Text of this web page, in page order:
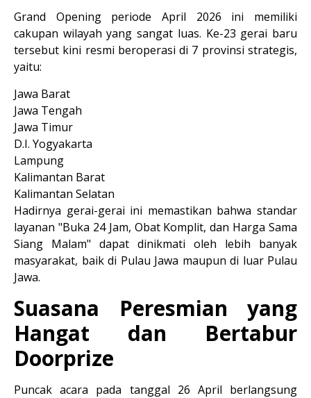
Grand Opening periode April 2026 ini memiliki
cakupan wilayah yang sangat luas. Ke-23 gerai baru
tersebut kini resmi beroperasi di 7 provinsi strategis,
yaitu:
Jawa Barat
Jawa Tengah
Jawa Timur
D.I. Yogyakarta
Lampung
Kalimantan Barat
Kalimantan Selatan
Hadirnya gerai-gerai ini memastikan bahwa standar
layanan "Buka 24 Jam, Obat Komplit, dan Harga Sama
Siang Malam" dapat dinikmati oleh lebih banyak
masyarakat, baik di Pulau Jawa maupun di luar Pulau
Jawa.
Suasana Peresmian yang
Hangat dan Bertabur
Doorprize
Puncak acara pada tanggal 26 April berlangsung